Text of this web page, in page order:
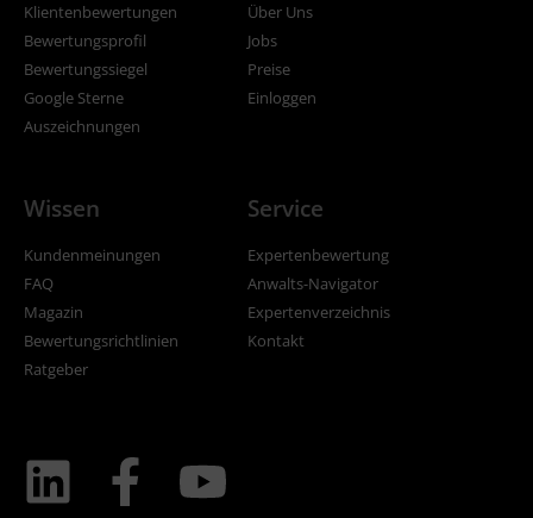
Klientenbewertungen
Bewertungsprofil
Bewertungssiegel
Google Sterne
Auszeichnungen
Über Uns
Jobs
Preise
Einloggen
Wissen
Kundenmeinungen
FAQ
Magazin
Bewertungsrichtlinien
Ratgeber
Service
Expertenbewertung
Anwalts-Navigator
Expertenverzeichnis
Kontakt